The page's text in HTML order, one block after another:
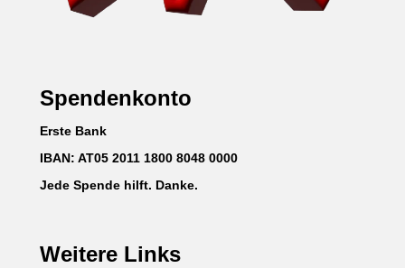
Spendenkonto
Erste Bank
IBAN: AT05 2011 1800 8048 0000
Jede Spende hilft. Danke.
Weitere Links